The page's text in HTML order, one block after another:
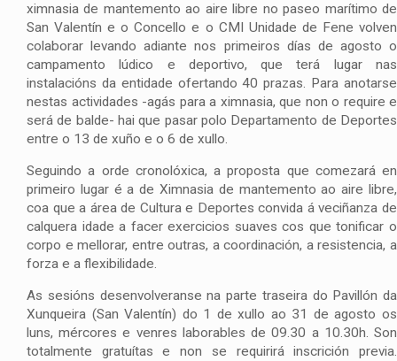
ximnasia de mantemento ao aire libre no paseo marítimo de
San Valentín e o Concello e o CMI Unidade de Fene volven
colaborar levando adiante nos primeiros días de agosto o
campamento lúdico e deportivo, que terá lugar nas
instalacións da entidade ofertando 40 prazas. Para anotarse
nestas actividades -agás para a ximnasia, que non o require e
será de balde- hai que pasar polo Departamento de Deportes
entre o 13 de xuño e o 6 de xullo.
Seguindo a orde cronolóxica, a proposta que comezará en
primeiro lugar é a de Ximnasia de mantemento ao aire libre,
coa que a área de Cultura e Deportes convida á veciñanza de
calquera idade a facer exercicios suaves cos que tonificar o
corpo e mellorar, entre outras, a coordinación, a resistencia, a
forza e a flexibilidade.
As sesións desenvolveranse na parte traseira do Pavillón da
Xunqueira (San Valentín) do 1 de xullo ao 31 de agosto os
luns, mércores e venres laborables de 09.30 a 10.30h. Son
totalmente gratuítas e non se requirirá inscrición previa.